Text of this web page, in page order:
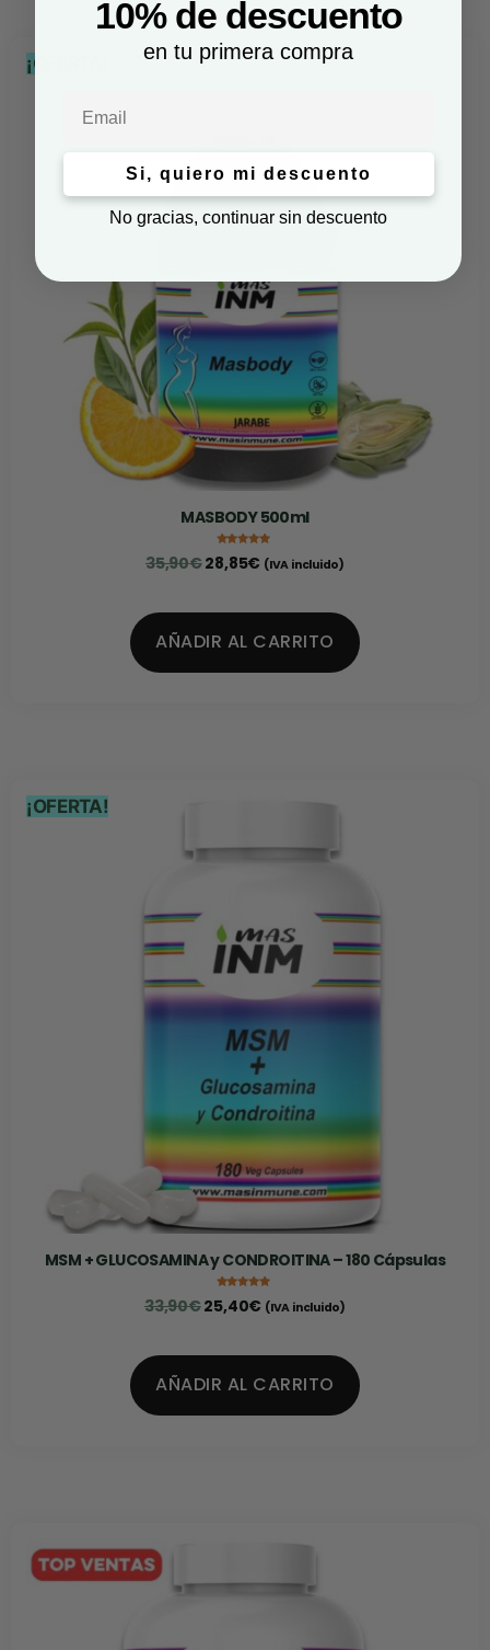
¡OFERTA!
MASBODY 500ml
4.92de 5
35,90€28,85€ (IVA incluido)
AÑADIR AL CARRITO
¡OFERTA!
MSM + GLUCOSAMINA y CONDROITINA – 180 Cápsulas
4.91de 5
33,90€25,40€ (IVA incluido)
AÑADIR AL CARRITO
10% de descuento
en tu primera compra
Si, quiero mi descuento
No gracias, continuar sin descuento